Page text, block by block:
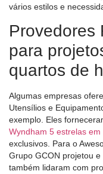
vários estilos e
Provedores
para
quartos de
Algumas empresas
Utensílios e
exemplo. Eles
Wyndham 5 estrelas em
exclusivos. Para o
Grupo GCON projetou
também lidaram com